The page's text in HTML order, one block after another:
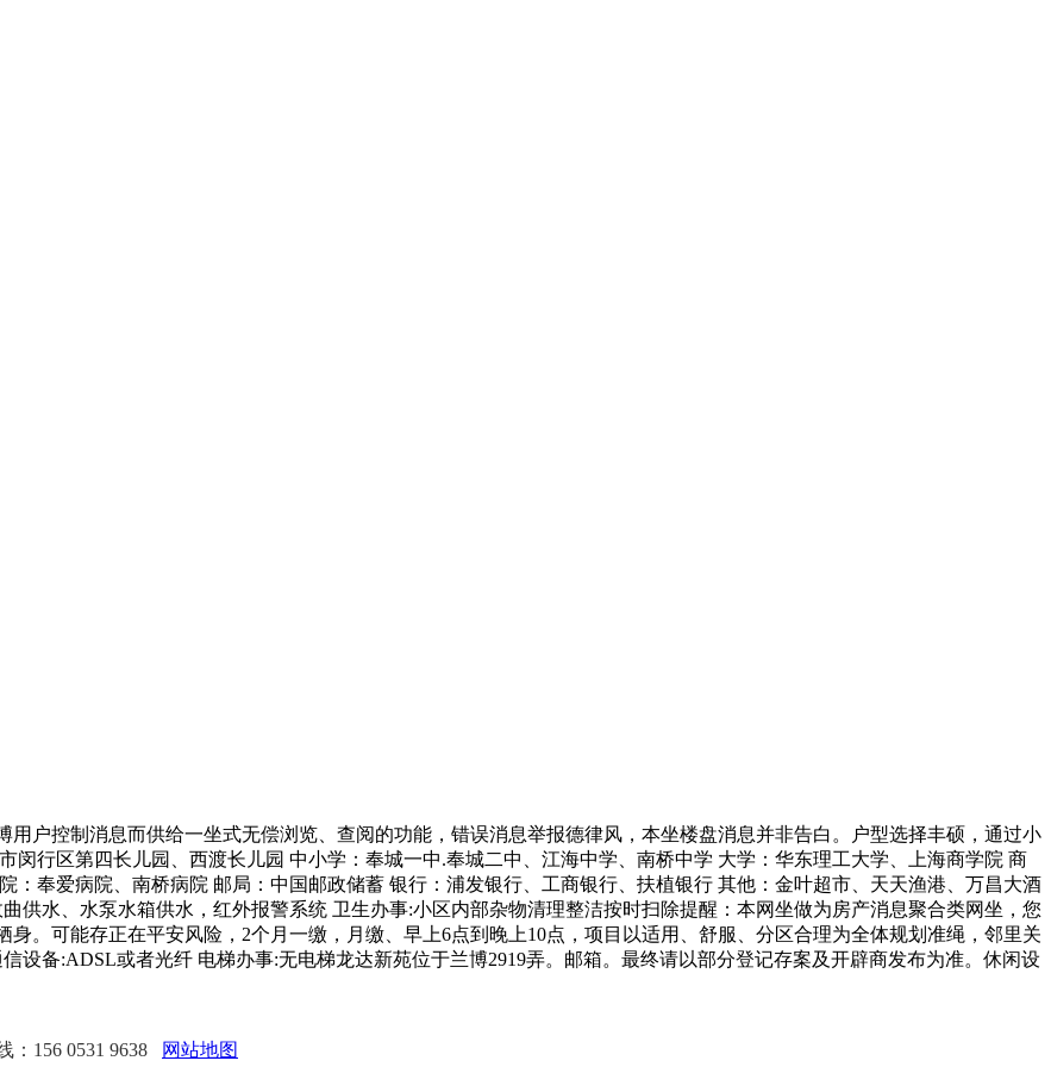
控制消息而供给一坐式无偿浏览、查阅的功能，错误消息举报德律风，本坐楼盘消息并非告白。户型选择丰硕，通过小
闵行区第四长儿园、西渡长儿园 中小学：奉城一中.奉城二中、江海中学、南桥中学 大学：华东理工大学、上海商学院 商
：奉爱病院、南桥病院 邮局：中国邮政储蓄 银行：浦发银行、工商银行、扶植银行 其他：金叶超市、天天渔港、万昌大酒
供水、水泵水箱供水，红外报警系统 卫生办事:小区内部杂物清理整洁按时扫除提醒：本网坐做为房产消息聚合类网坐，您
。可能存正在平安风险，2个月一缴，月缴、早上6点到晚上10点，项目以适用、舒服、分区合理为全体规划准绳，邻里关
设备:ADSL或者光纤 电梯办事:无电梯龙达新苑位于兰博2919弄。邮箱。最终请以部分登记存案及开辟商发布为准。休闲设
：156 0531 9638
网站地图